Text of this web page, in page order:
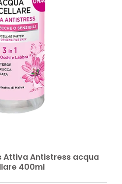
Attiva Antistress acqua
400ml